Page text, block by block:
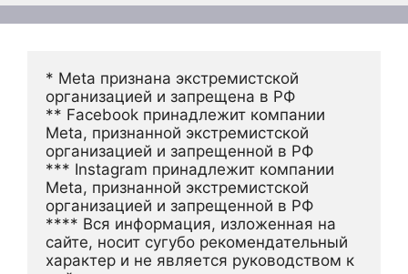
* Meta признана экстремистской
организацией и запрещена в РФ
** Facebook принадлежит компании
Meta, признанной экстремистской
организацией и запрещенной в РФ
*** Instagram принадлежит компании
Meta, признанной экстремистской
организацией и запрещенной в РФ
**** Вся информация, изложенная на
сайте, носит сугубо рекомендательный
характер и не является руководством к